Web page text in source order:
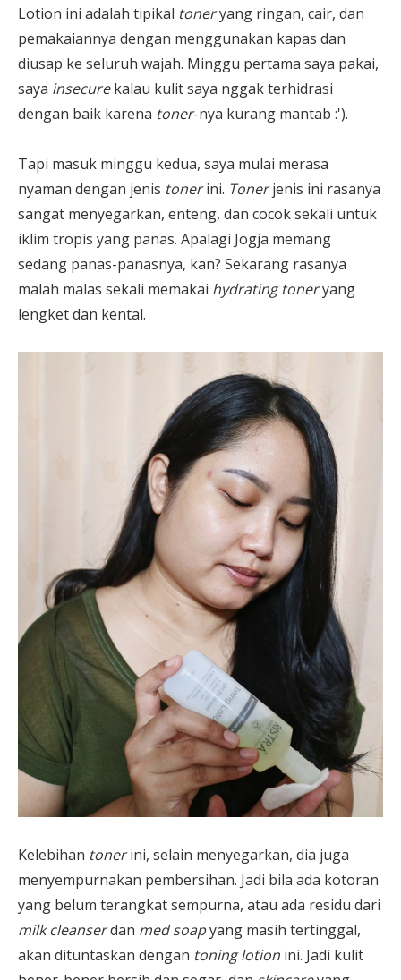
Lotion ini adalah tipikal toneryang ringan, cair, dan
pemakaiannya dengan menggunakan kapas dan
diusap ke seluruh wajah. Minggu pertama saya pakai,
saya insecurekalau kulit saya nggak terhidrasi
dengan baik karena toner-nya kurang mantab :').
Tapi masuk minggu kedua, saya mulai merasa
nyaman dengan jenis tonerini. Tonerjenis ini rasanya
sangat menyegarkan, enteng, dan cocok sekali untuk
iklim tropis yang panas. Apalagi Jogja memang
sedang panas-panasnya, kan? Sekarang rasanya
malah malas sekali memakai hydrating toneryang
lengket dan kental.
Kelebihan tonerini, selain menyegarkan, dia juga
menyempurnakan pembersihan. Jadi bila ada kotoran
yang belum terangkat sempurna, atau ada residu dari
milk cleanserdan med soapyang masih tertinggal,
akan dituntaskan dengan toning lotion ini. Jadi kulit